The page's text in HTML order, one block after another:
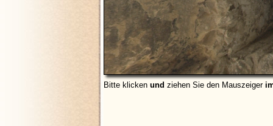
Bitte klicken und ziehen Sie den Mauszeiger